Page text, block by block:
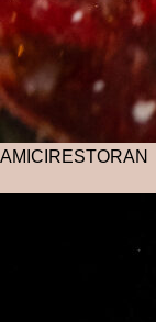
AMICI RESTORAN